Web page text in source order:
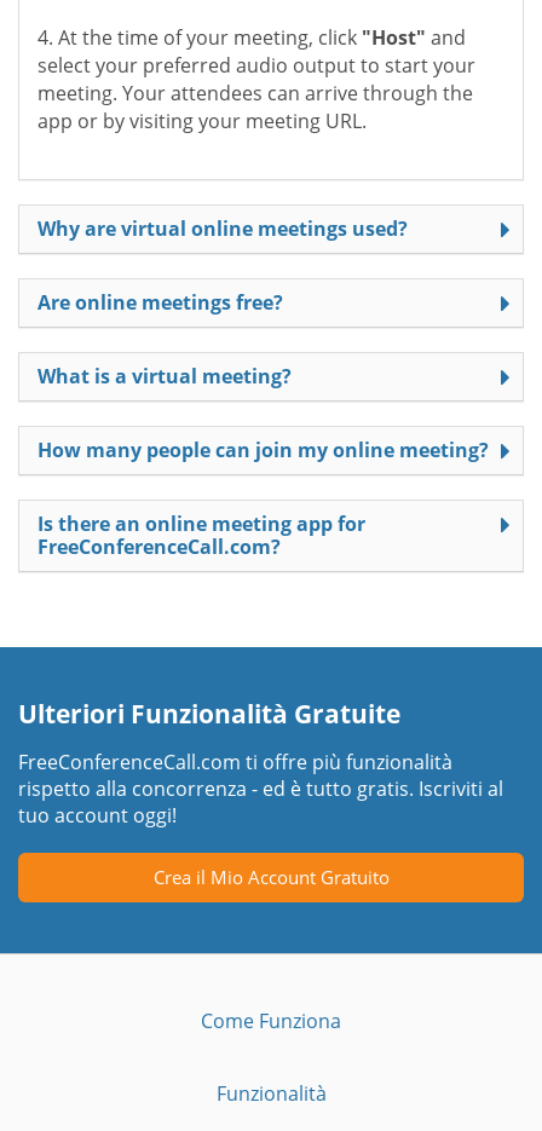
4. At the time of your meeting, click "Host" and
select your preferred audio output to start your
meeting. Your attendees can arrive through the
app or by visiting your meeting URL.
Why are virtual online meetings used?
Are online meetings free?
What is a virtual meeting?
How many people can join my online meeting?
Is there an online meeting app for
FreeConferenceCall.com?
Ulteriori Funzionalità Gratuite
FreeConferenceCall.com ti offre più funzionalità
rispetto alla concorrenza - ed è tutto gratis. Iscriviti al
tuo account oggi!
Crea il Mio Account Gratuito
Come Funziona
Funzionalità